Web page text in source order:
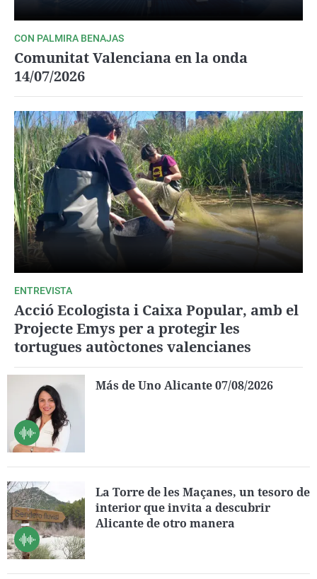
CON PALMIRA BENAJAS
Comunitat Valenciana en la onda
14/07/2026
ENTREVISTA
Acció Ecologista i Caixa Popular, amb el
Projecte Emys per a protegir les
tortugues autòctones valencianes
Más de Uno Alicante 07/08/2026
La Torre de les Maçanes, un tesoro de
interior que invita a descubrir
Alicante de otro manera